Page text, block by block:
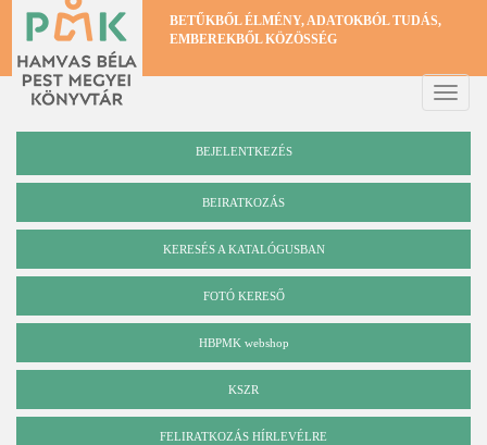
Ugrás
tartalomra
BETŰKBŐL ÉLMÉNY, ADATOKBÓL TUDÁS,
EMBEREKBŐL KÖZÖSSÉG
Toggle
BEJELENTKEZÉS
BEIRATKOZÁS
Katalógus
KERESÉS A KATALÓGUSBAN
FOTÓ KERESŐ
HBPMK webshop
KSZR
FELIRATKOZÁS HÍRLEVÉLRE